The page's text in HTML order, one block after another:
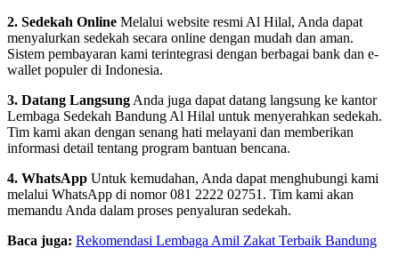
2. Sedekah Online Melalui website resmi Al Hilal, Anda dapat
menyalurkan sedekah secara online dengan mudah dan aman.
Sistem pembayaran kami terintegrasi dengan berbagai bank dan e-
wallet populer di Indonesia.
3. Datang Langsung Anda juga dapat datang langsung ke kantor
Lembaga Sedekah Bandung Al Hilal untuk menyerahkan sedekah.
Tim kami akan dengan senang hati melayani dan memberikan
informasi detail tentang program bantuan bencana.
4. WhatsApp Untuk kemudahan, Anda dapat menghubungi kami
melalui WhatsApp di nomor 081 2222 02751. Tim kami akan
memandu Anda dalam proses penyaluran sedekah.
Baca juga: Rekomendasi Lembaga Amil Zakat Terbaik Bandung